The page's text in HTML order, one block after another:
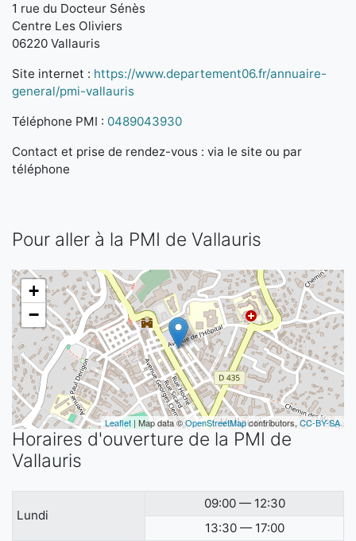
1 rue du Docteur Sénès
Centre Les Oliviers
06220 Vallauris
Site internet : https://www.departement06.fr/annuaire-
general/pmi-vallauris
Téléphone PMI : 0489043930
Contact et prise de rendez-vous : via le site ou par
téléphone
Pour aller à la PMI de Vallauris
+
−
Leaflet | Map data ©OpenStreetMapcontributors, CC-BY-SA
Horaires d'ouverture de la PMI de
Vallauris
Lundi
09:00 — 12:30
13:30 — 17:00